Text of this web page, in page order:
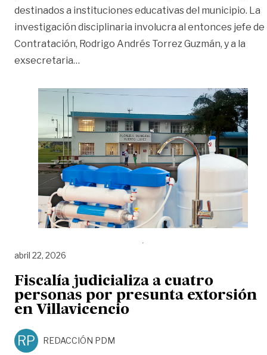
destinados a instituciones educativas del municipio. La
investigación disciplinaria involucra al entonces jefe de
Contratación, Rodrigo Andrés Torrez Guzmán, y a la
exsecretaria…
abril 22, 2026
Fiscalía judicializa a cuatro
personas por presunta extorsión
en Villavicencio
RP REDACCIÓN PDM